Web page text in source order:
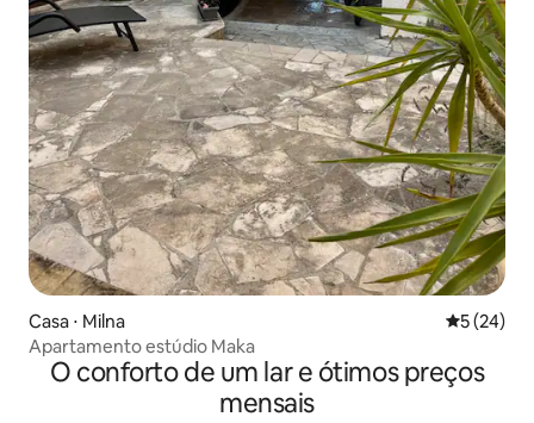
Casa ⋅ Milna 5 de uma
5 (24)
Apartamento estúdio Maka
O conforto de um lar e ótimos preços
mensais